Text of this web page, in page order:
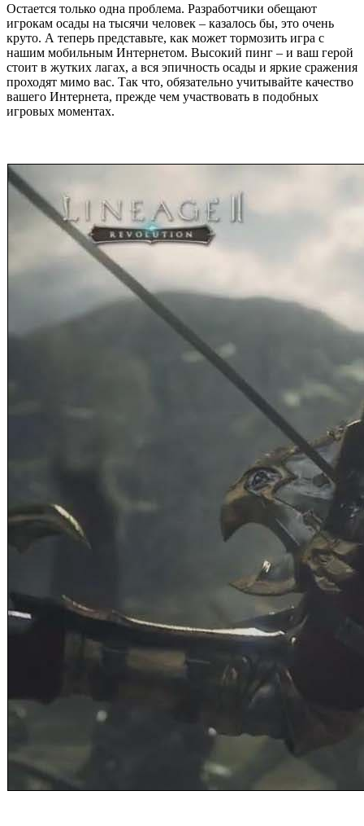
Остается только одна проблема. Разработчики обещают
игрокам осады на тысячи человек – казалось бы, это очень
круто. А теперь представьте, как может тормозить игра с
нашим мобильным Интернетом. Высокий пинг – и ваш герой
стоит в жутких лагах, а вся эпичность осады и яркие сражения
проходят мимо вас. Так что, обязательно учитывайте качество
вашего Интернета, прежде чем участвовать в подобных
игровых моментах.